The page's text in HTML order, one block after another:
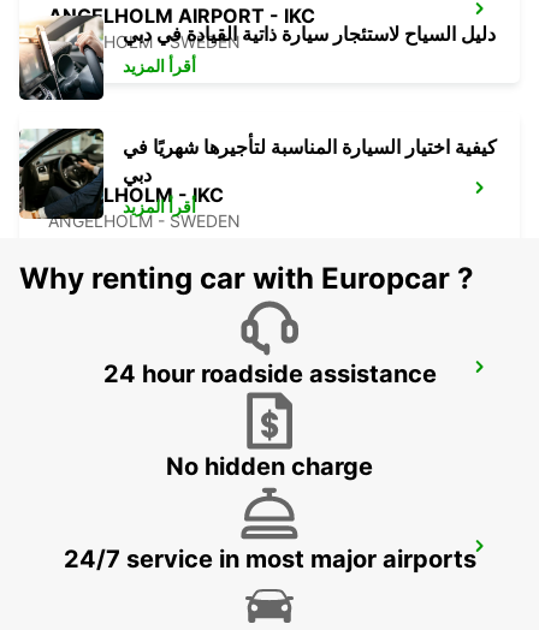
ANGELHOLM AIRPORT - IKC
ANGELHOLM - SWEDEN
ANGELHOLM - IKC
ANGELHOLM - SWEDEN
VARBERG TRAINSTATION
VARBERG - IKC
دليل السياح لاستئجار سيارة ذاتية القيادة في دبي
أقرأ المزيد
كيفية اختيار السيارة المناسبة لتأجيرها شهريًا في
دبي
أقرأ المزيد
Why renting car with Europcar ?
24 hour roadside assistance
No hidden charge
24/7 service in most major airports